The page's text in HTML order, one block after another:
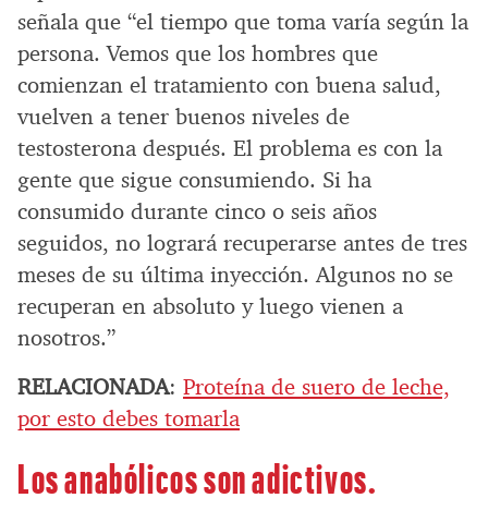
señala que “el tiempo que toma varía según la
persona. Vemos que los hombres que
comienzan el tratamiento con buena salud,
vuelven a tener buenos niveles de
testosterona después. El problema es con la
gente que sigue consumiendo. Si ha
consumido durante cinco o seis años
seguidos, no logrará recuperarse antes de tres
meses de su última inyección. Algunos no se
recuperan en absoluto y luego vienen a
nosotros.”
RELACIONADA: Proteína de suero de leche,
por esto debes tomarla
Los anabólicos son adictivos.